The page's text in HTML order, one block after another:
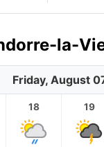
la-
Friday, August
18 19